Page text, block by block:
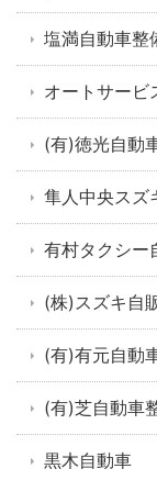
塩満自動車整
オートサービ
(有)徳光自動
隼人中央スズ
有村タクシー
(株)スズキ自
(有)有元自動
(有)芝自動車
黒木自動車